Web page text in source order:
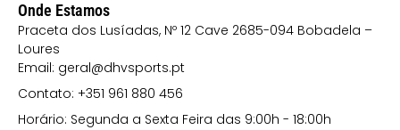
Onde Estamos
Praceta dos Lusíadas, Nº 12 Cave 2685-094 Bobadela –
Loures
Email: geral@dhvsports.pt
Contato: +351 961 880 456
Horário: Segunda a Sexta Feira das 9:00h - 18:00h